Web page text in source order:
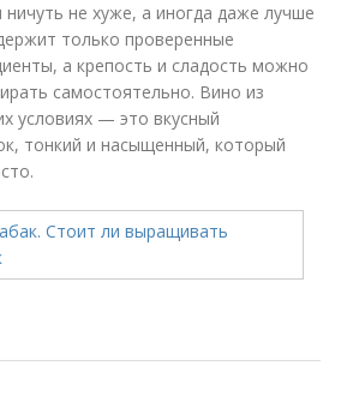
ничуть не хуже, а иногда даже лучше
только проверенные
а крепость и сладость можно
самостоятельно. Вино из
условиях — это вкусный
тонкий и насыщенный, который